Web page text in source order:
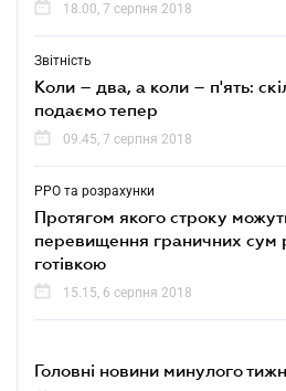
18.00, 7 серпня 2018
Звітність
Коли – два, а коли – п'ять:
подаємо тепер
09.45, 7 серпня 2018
РРО та розрахунки
Протягом якого строку
перевищення граничних сум
готівкою
15.15, 6 серпня 2018
Головні новини минулого